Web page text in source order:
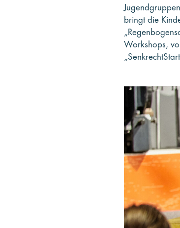
bringt die
Workshops,